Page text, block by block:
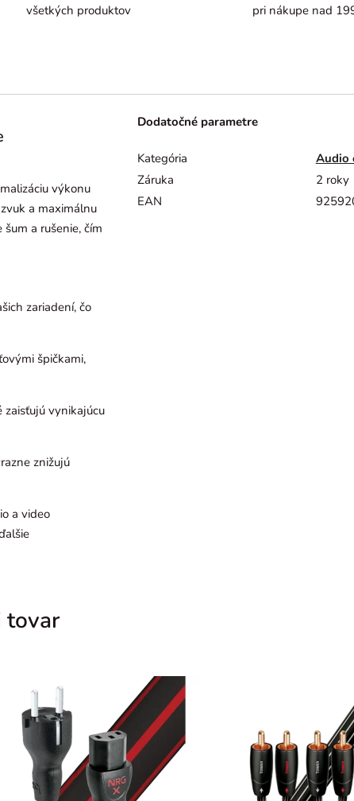
všetkých produktov pri nákupe nad
výkonu
a maximálnu
a rušenie, čím
zariadení, čo
špičkami,
zaisťujú vynikajúcu
znižujú
a video
Dodatočné parametre
Kategória
Audio
Záruka
2 roky
EAN
tovar